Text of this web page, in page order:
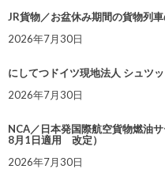
JR貨物／お盆休み期間の貨物列
2026年7月30日
にしてつドイツ現地法人 シュツ
2026年7月30日
NCA／日本発国際航空貨物燃油
8月1日適用 改定）
2026年7月30日